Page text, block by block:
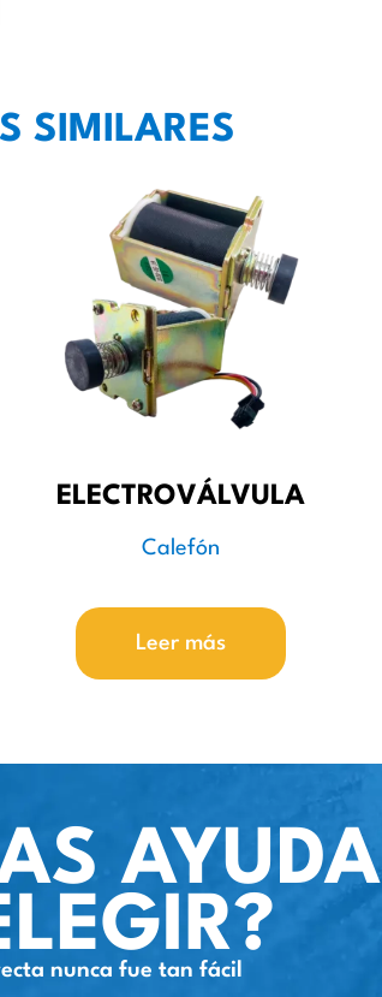
SIMILARES
ELECTROVÁLVULA
Calefón
Leer más
AYUDA
nunca fue tan fácil